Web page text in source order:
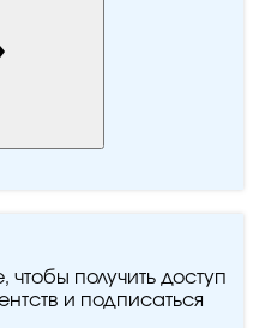
получить доступ
и подписаться